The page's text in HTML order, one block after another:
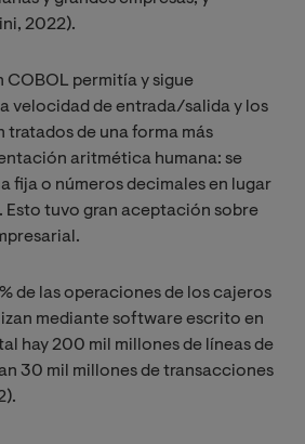
2022).
COBOL permitía y sigue
velocidad de entrada/salida y los
tratados de una forma más
aritmética humana: se
fija o números decimales en lugar
Esto tuvo gran aceptación sobre
de las operaciones de los cajeros
mediante software escrito en
hay 200 mil millones de líneas de
30 mil millones de transacciones